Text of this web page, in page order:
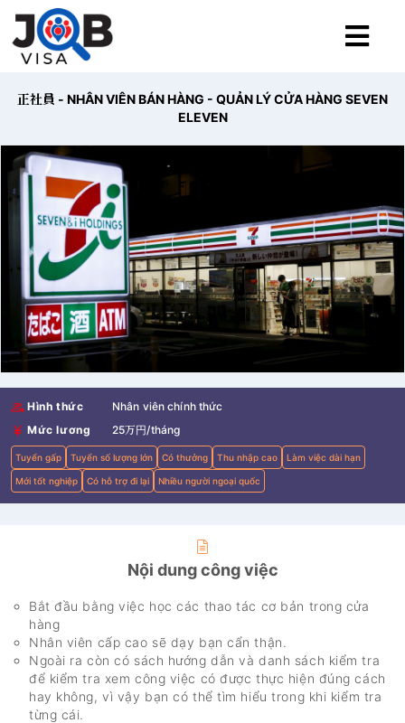
正社員 - NHÂN VIÊN BÁN HÀNG - QUẢN LÝ CỬA HÀNG SEVEN
ELEVEN
Hình thức
Nhân viên chính thức
Mức lương
25万円/tháng
Tuyển gấp Tuyển số lượng lớn Có thưởng Thu nhập cao Làm việc dài hạn
Mới tốt nghiệp Có hỗ trợ đi lại Nhiều người ngoại quốc
Nội dung công việc
Bắt đầu bằng việc học các thao tác cơ bản trong cửa
hàng
Nhân viên cấp cao sẽ dạy bạn cẩn thận.
Ngoài ra còn có sách hướng dẫn và danh sách kiểm tra
để kiểm tra xem công việc có được thực hiện đúng cách
hay không, vì vậy bạn có thể tìm hiểu trong khi kiểm tra
từng cái.